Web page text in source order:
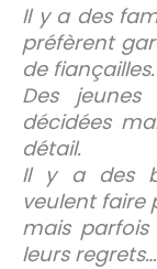
Il y a des
préfèrent
de fiançailles.
Des
décidées
détail.
Il y a des
veulent faire
mais
leurs regrets…